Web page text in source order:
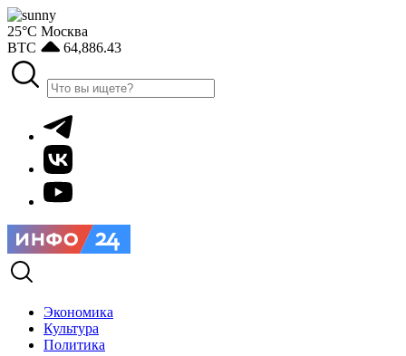
25°С Москва
BTC
64,886.43
Экономика
Культура
Политика